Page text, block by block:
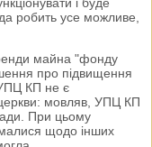
робить усе можливе,
майна "фонду
про підвищення
КП не є
мовляв, УПЦ КП
При цьому
щодо інших